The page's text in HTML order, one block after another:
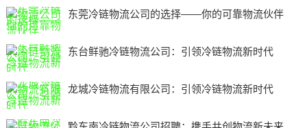
东莞冷链物流公司的选择——你的可靠物流伙伴
东台鲜驰冷链物流公司：引领冷链物流新时代
龙城冷链物流有限公司：引领冷链物流新时代